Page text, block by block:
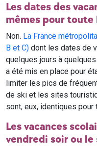
Les dates des
mêmes pour toute
Non. La France
B et C) dont les dates de
quelques jours à
a été mis en place pour
limiter les pics de
de ski et les sites
sont, eux, identiques pour
Les vacances
vendredi soir ou le